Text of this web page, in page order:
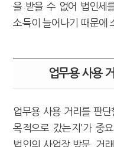
을 받을 수 없어 법인세
소득이 늘어나기 때문에
업무용 사용
업무용 사용 거리를 판
목적으로 갔는지'가 중
법인의 사업장 방문, 거